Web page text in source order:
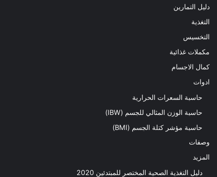
دليل التمارين
التغذية
التخسيس
مكملات غذائية
كمال الاجسام
ادوات
حاسبة السعرات الحرارية
حاسبة الوزن المثالي للجسم (IBW)
حاسبة مؤشر كتلة الجسم (BMI)
وصفات
المزيد
دليل التغذية الصحية المختصر للمبتدئين 2020​